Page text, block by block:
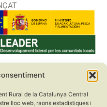
Rural de la Catalunya Central
lloc web, raons estadístiques i